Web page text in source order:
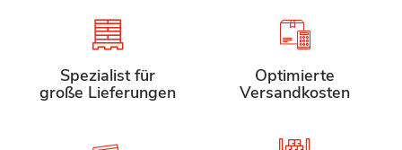
Spezialist für
große Lieferungen
Optimierte
Versandkosten